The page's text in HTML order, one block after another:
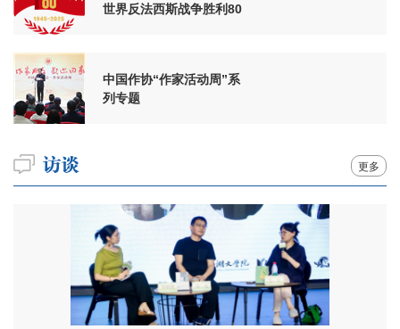
世界反法西斯战争胜利80
中国作协“作家活动周”系
列专题
更多